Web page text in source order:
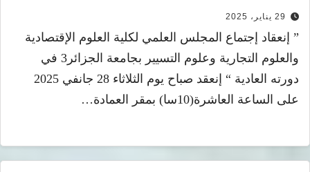
29 يناير، 2025
” إنعقاد إجتماع المجلس العلمي لكلية العلوم الإقتصادية
والعلوم التجارية وعلوم التسيير بجامعة الجزائر3 في
دورته العادية “ إنعقد صباح يوم الثلاثاء 28 جانفي 2025
على الساعة العاشرة(10سا) بمقر العمادة…